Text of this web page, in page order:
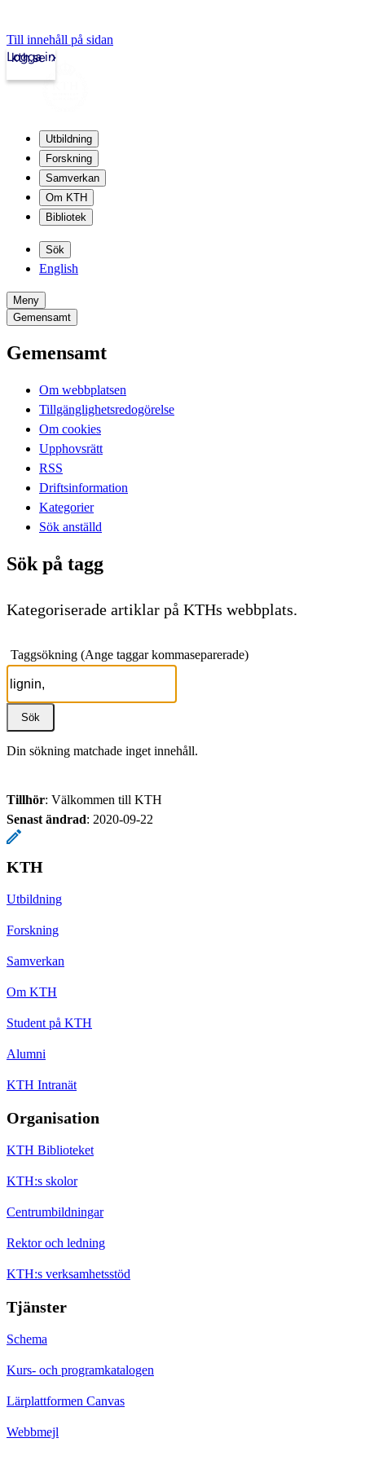
Till innehåll på sidan
kth.se
Logga in
Utbildning
Forskning
Samverkan
Om KTH
Bibliotek
Sök
English
Meny
Gemensamt
Gemensamt
Om webbplatsen
Tillgänglighetsredogörelse
Om cookies
Upphovsrätt
RSS
Driftsinformation
Kategorier
Sök anställd
Sök på tagg
Kategoriserade artiklar på KTHs webbplats.
Taggsökning (Ange taggar kommaseparerade)
Din sökning matchade inget innehåll.
Tillhör: Välkommen till KTH
Senast ändrad: 2020-09-22
KTH
Utbildning
Forskning
Samverkan
Om KTH
Student på KTH
Alumni
KTH Intranät
Organisation
KTH Biblioteket
KTH:s skolor
Centrumbildningar
Rektor och ledning
KTH:s verksamhetsstöd
Tjänster
Schema
Kurs- och programkatalogen
Lärplattformen Canvas
Webbmejl